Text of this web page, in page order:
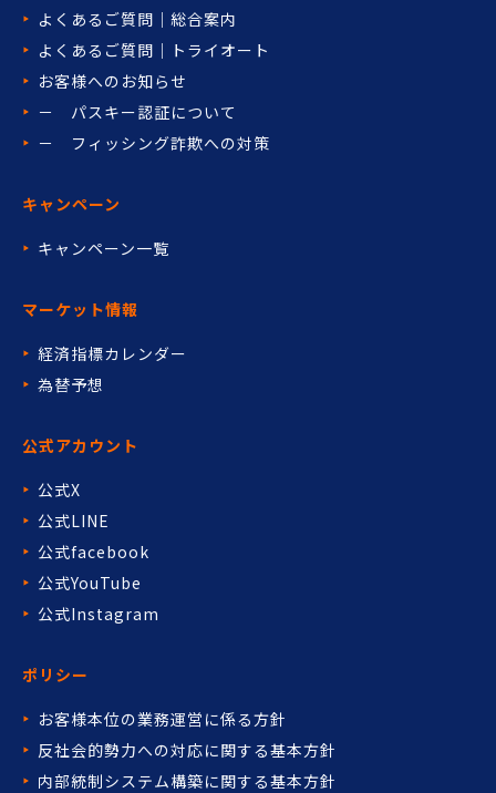
キャンペーン
キャンペーン一覧
マーケット情報
経済指標カレンダー
為替予想
公式アカウント
公式X
公式LINE
公式facebook
公式YouTube
公式Instagram
ポリシー
お客様本位の業務運営に係る方針
反社会的勢力への対応に関する基本方針
内部統制システム構築に関する基本方針
よくあるご質問｜総合案内
よくあるご質問｜トライオート
お客様へのお知らせ
－ パスキー認証について
－ フィッシング詐欺への対策